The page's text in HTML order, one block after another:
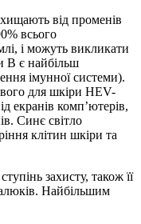
від променів
всього
і можуть викликати
В є найбільш
імунної системи).
для шкіри HEV-
екранів комп’ютерів,
Синє світло
клітин шкіри та
захисту, також її
Найбільшим